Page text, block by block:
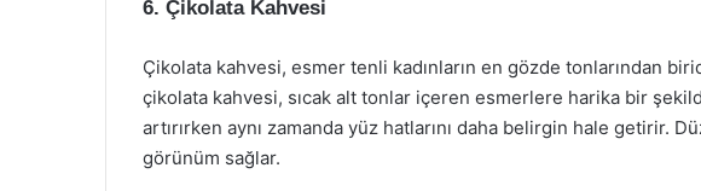
6. Çikolata Kahvesi
Çikolata kahvesi, esmer tenli kadınların en gözde tonlarından
çikolata kahvesi, sıcak alt tonlar içeren esmerlere harika bir
artırırken aynı zamanda yüz hatlarını daha belirgin hale getirir.
görünüm sağlar.